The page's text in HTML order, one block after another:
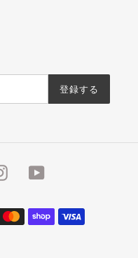
登録する
InstagramYouTube